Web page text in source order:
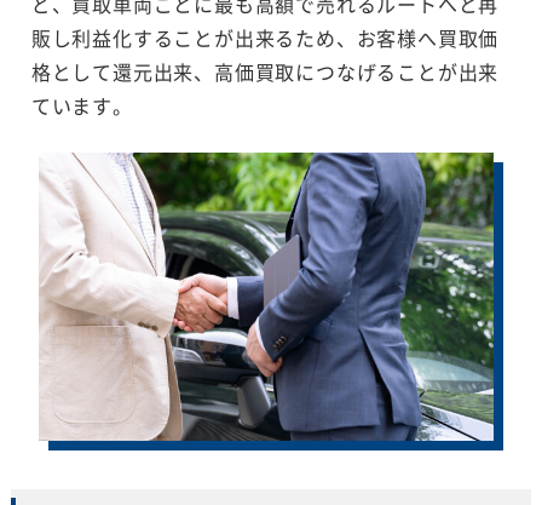
販し利益化することが出来るため、お客様へ買取価
格として還元出来、高価買取につなげることが出来
ています。